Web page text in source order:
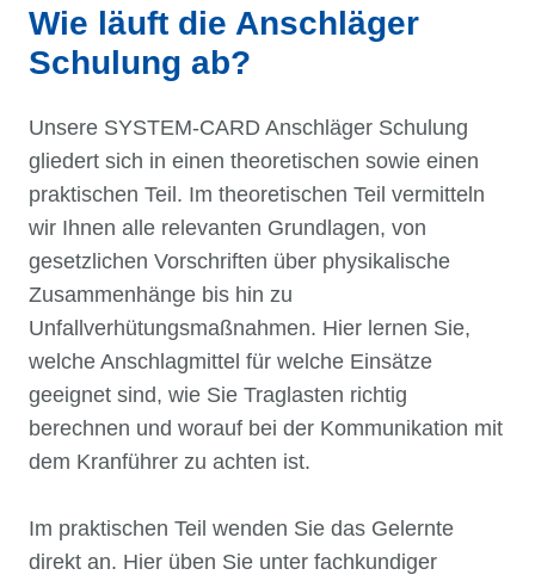
Wie läuft die Anschläger
Schulung ab?
Unsere SYSTEM-CARD Anschläger Schulung
gliedert sich in einen theoretischen sowie einen
praktischen Teil. Im theoretischen Teil vermitteln
wir Ihnen alle relevanten Grundlagen, von
gesetzlichen Vorschriften über physikalische
Zusammenhänge bis hin zu
Unfallverhütungsmaßnahmen. Hier lernen Sie,
welche Anschlagmittel für welche Einsätze
geeignet sind, wie Sie Traglasten richtig
berechnen und worauf bei der Kommunikation mit
dem Kranführer zu achten ist.
Im praktischen Teil wenden Sie das Gelernte
direkt an. Hier üben Sie unter fachkundiger